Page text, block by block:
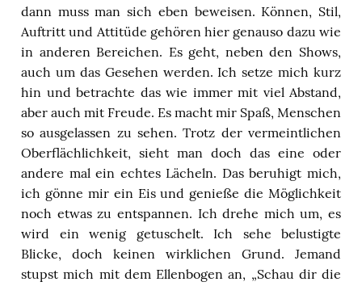
dann muss man sich eben beweisen. Können, Stil,
Auftritt und Attitüde gehören hier genauso dazu wie
in anderen Bereichen. Es geht, neben den Shows,
auch um das Gesehen werden. Ich setze mich kurz
hin und betrachte das wie immer mit viel Abstand,
aber auch mit Freude. Es macht mir Spaß, Menschen
so ausgelassen zu sehen. Trotz der vermeintlichen
Oberflächlichkeit, sieht man doch das eine oder
andere mal ein echtes Lächeln. Das beruhigt mich,
ich gönne mir ein Eis und genieße die Möglichkeit
noch etwas zu entspannen. Ich drehe mich um, es
wird ein wenig getuschelt. Ich sehe belustigte
Blicke, doch keinen wirklichen Grund. Jemand
stupst mich mit dem Ellenbogen an, „Schau dir die